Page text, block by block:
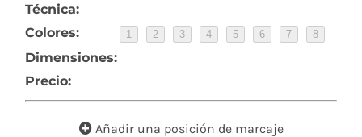
Técnica:
Colores:
1 2 3 4 5 6 7 8
Dimensiones:
Precio:
Añadir una posición de marcaje